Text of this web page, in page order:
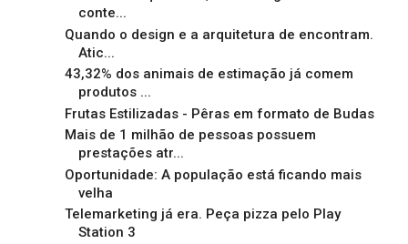
conte...
Quando o design e a arquitetura de encontram.
Atic...
43,32% dos animais de estimação já comem
produtos ...
Frutas Estilizadas - Pêras em formato de Budas
Mais de 1 milhão de pessoas possuem
prestações atr...
Oportunidade: A população está ficando mais
velha
Telemarketing já era. Peça pizza pelo Play
Station 3